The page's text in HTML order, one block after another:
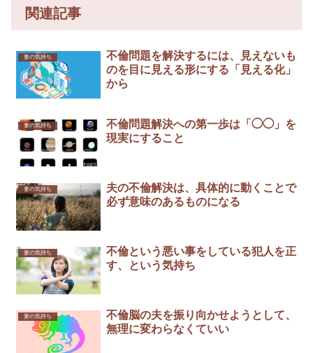
関連記事
妻の気持ち
不倫問題を解決するには、見えないも
のを目に見える形にする「見える化」
から
妻の気持ち
不倫問題解決への第一歩は「◯◯」を
現実にすること
妻の気持ち
夫の不倫解決は、具体的に動くことで
必ず意味のあるものになる
妻の気持ち
不倫という悪い事をしている犯人を正
す、という気持ち
妻の気持ち
不倫脳の夫を振り向かせようとして、
無理に変わらなくていい